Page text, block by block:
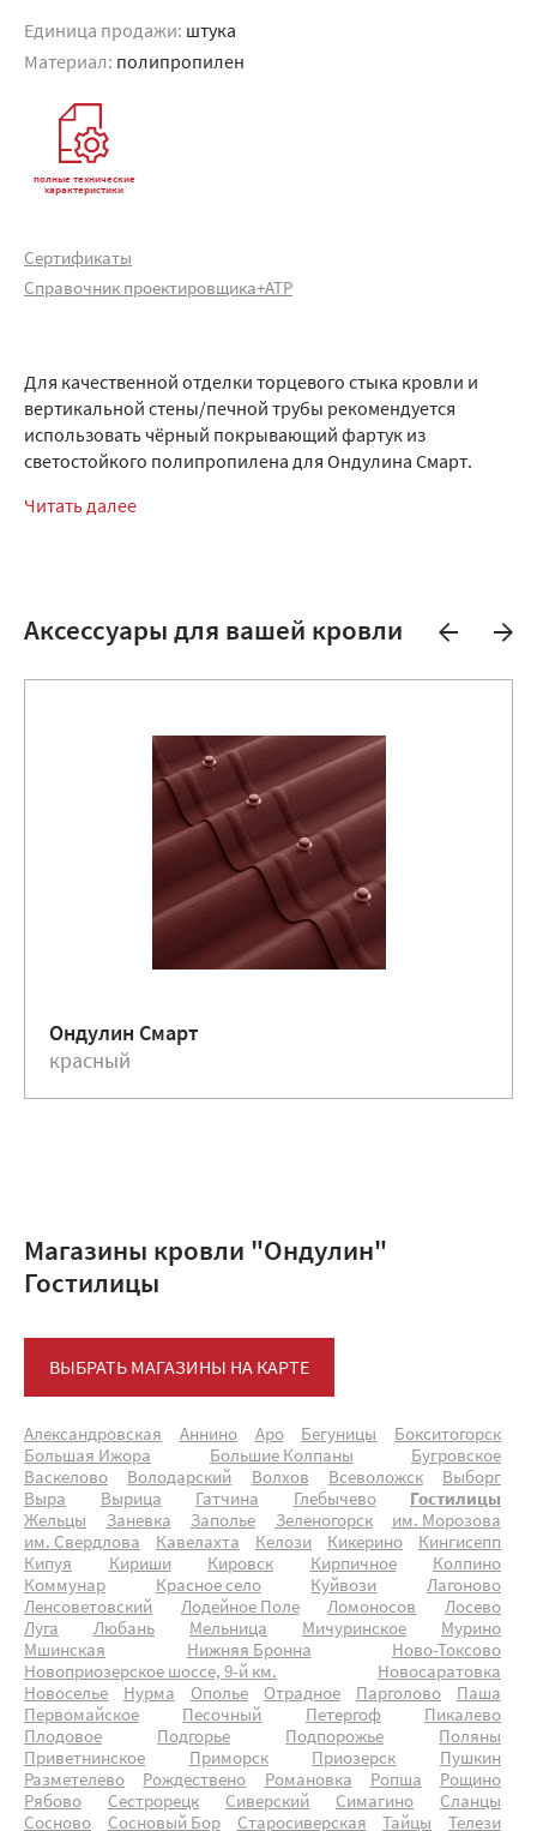
Единица продажи: штука
Материал: полипропилен
полные технические
характеристики
Сертификаты
Справочник проектировщика+АТР
Для качественной отделки торцевого стыка кровли и
вертикальной стены/печной трубы рекомендуется
использовать чёрный покрывающий фартук из
светостойкого полипропилена для Ондулина Смарт.
Читать далее
Аксессуары для вашей кровли
Ондулин Смарт
красный
Магазины кровли "Ондулин"
Гостилицы
ВЫБРАТЬ МАГАЗИНЫ НА КАРТЕ
Александровская Аннино Аро Бегуницы
Бокситогорск
Большая Ижора
Большие Колпаны
Бугровское
Васкелово
Володарский Волхов Всеволожск
Выборг
Выра
Вырица Гатчина Глебычево
Гостилицы
Жельцы
Заневка Заполье Зеленогорск
им. Морозова
им. Свердлова
Кавелахта Келози Кикерино
Кингисепп
Кипуя
Кириши Кировск Кирпичное
Колпино
Коммунар
Красное село Куйвози
Лагоново
Ленсоветовский
Лодейное Поле Ломоносов
Лосево
Луга
Любань Мельница Мичуринское
Мурино
Мшинская
Нижняя Бронна
Ново-Токсово
Новоприозерское шоссе, 9-й км.
Новосаратовка
Новоселье
Нурма Ополье Отрадное Парголово
Паша
Первомайское
Песочный Петергоф
Пикалево
Плодовое
Подгорье Подпорожье
Поляны
Приветнинское
Приморск Приозерск
Пушкин
Разметелево
Рождествено Романовка Ропша
Рощино
Рябово
Сестрорецк Сиверский Симагино
Сланцы
Сосново
Сосновый Бор Старосиверская Тайцы Телези